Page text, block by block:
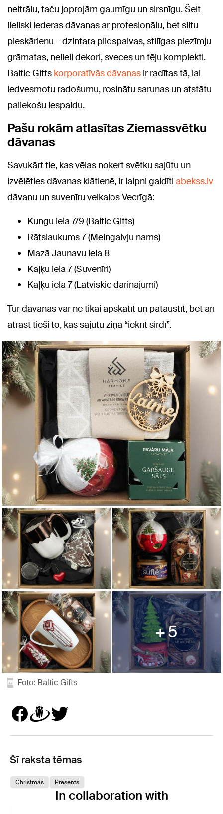
neitrālu, taču joprojām gaumīgu un sirsnīgu. Šeit
lieliski iederas dāvanas ar profesionālu, bet siltu
pieskārienu – dzintara pildspalvas, stilīgas piezīmju
grāmatas, nelieli dekori, sveces un tēju komplekti.
Baltic Gifts korporatīvās dāvanas ir radītas tā, lai
iedvesmotu radošumu, rosinātu sarunas un atstātu
paliekošu iespaidu.
Pašu rokām atlasītas Ziemassvētku
dāvanas
Savukārt tie, kas vēlas noķert svētku sajūtu un
izvēlēties dāvanas klātienē, ir laipni gaidīti abekss.lv
dāvanu un suvenīru veikalos Vecrīgā:
Kungu iela 7/9 (Baltic Gifts)
Rātslaukums 7 (Melngalvju nams)
Mazā Jaunavu iela 8
Kaļķu iela 7 (Suvenīri)
Kaļķu iela 7 (Latviskie darinājumi)
Tur dāvanas var ne tikai apskatīt un pataustīt, bet arī
atrast tieši to, kas sajūtu ziņā “iekrīt sirdī”.
5
Foto: Baltic Gifts
Šī raksta tēmas
Christmas Presents
In collaboration with